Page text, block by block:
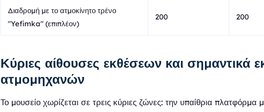
Διαδρομή με το ατμοκίνητο τρένο
"Yefimka" (επιπλέον)
200 200
Κύριες αίθουσες εκθέσεων και σημαντικά
ατμομηχανών
Το μουσείο χωρίζεται σε τρεις κύριες ζώνες: την υπαίθρια πλατφόρμα